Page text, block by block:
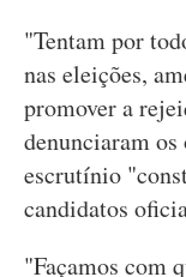
"Tentam por
nas eleições,
promover a
denunciaram os
escrutínio
candidatos
"Façamos com